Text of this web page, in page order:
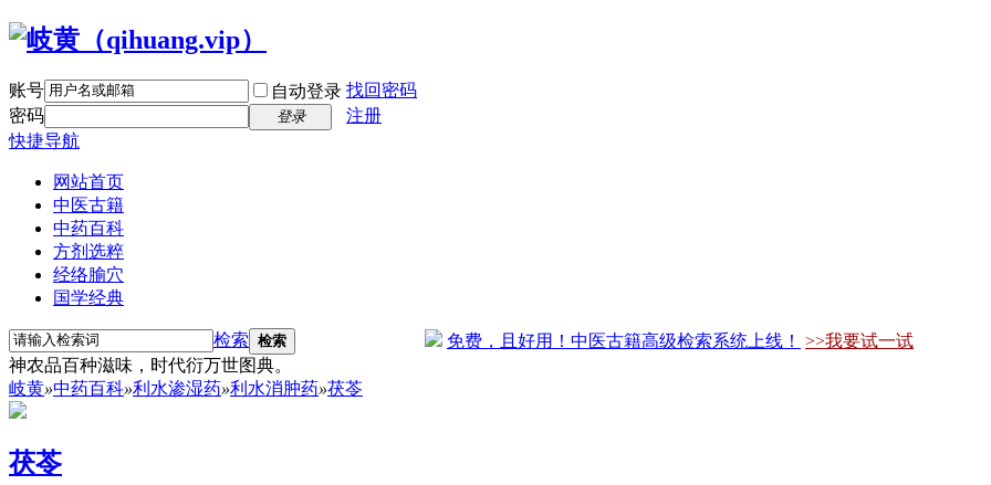
账号 自动登录 找回密码
密码
登录
注册
快捷导航
网站首页
中医古籍
中药百科
方剂选粹
经络腧穴
国学经典
检索 检索 免费，且好用！中医古籍高级检索系统上线！
>>我要试一试
神农品百种滋味，时代衍万世图典。
岐黄»中药百科»利水渗湿药»利水消肿药»茯苓
茯苓